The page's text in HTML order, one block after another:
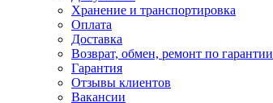
Хранение и транспортировка
Оплата
Доставка
Возврат, обмен, ремонт по гарантии
Гарантия
Отзывы клиентов
Вакансии